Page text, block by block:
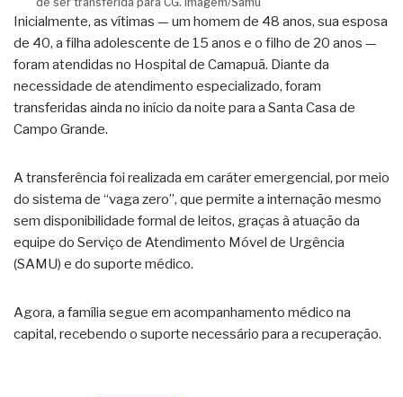
Inicialmente, as vítimas — um homem de 48 anos, sua esposa
de 40, a filha adolescente de 15 anos e o filho de 20 anos —
foram atendidas no Hospital de Camapuã. Diante da
necessidade de atendimento especializado, foram
transferidas ainda no início da noite para a Santa Casa de
Campo Grande.
A transferência foi realizada em caráter emergencial, por meio
do sistema de “vaga zero”, que permite a internação mesmo
sem disponibilidade formal de leitos, graças à atuação da
equipe do Serviço de Atendimento Móvel de Urgência
(SAMU) e do suporte médico.
Agora, a família segue em acompanhamento médico na
capital, recebendo o suporte necessário para a recuperação.